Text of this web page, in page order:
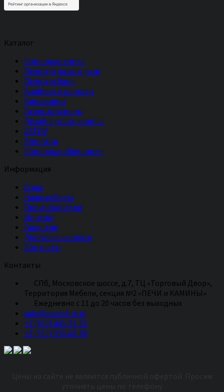
Каталог
Каминные топки
Печи для дома и дачи
Печи для бани
Барбекю и мангалы
Биокамины
Газовые камины
Дизайнерские камины
ASTOV
Romotop
Каминные облицовки
Информация
О нас
Наши работы
Производители
Монтаж
Гарантия
Доставка и оплата
Контакты
Контакты
СПб, Московское шоссе, д.7, ТЦ «Торговый Двор»,
Территория Мебели, секция №2 «ПЕЧИ и КАМИНЫ»
Eжедневно с 11 до 20 часов без выходных
sale@sweetfire.ru
+7 (812) 443-71-92
+7 (911) 930-08-88